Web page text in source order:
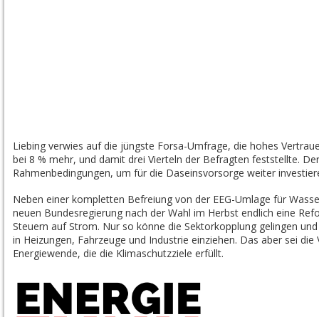
Liebing verwies auf die jüngste Forsa-Umfrage, die hohes
bei 8 % mehr, und damit drei Vierteln der Befragten feststellte.
Rahmenbedingungen, um für die Daseinsvorsorge weiter
Neben einer kompletten Befreiung von der EEG-Umlage für
neuen Bundesregierung nach der Wahl im Herbst endlich eine
Steuern auf Strom. Nur so könne die Sektorkopplung gelingen
in Heizungen, Fahrzeuge und Industrie einziehen. Das aber sei
Energiewende, die die Klimaschutzziele erfüllt.